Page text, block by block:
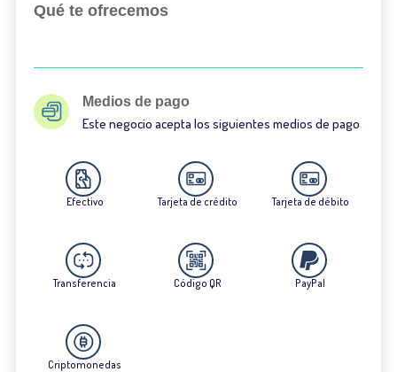
Qué te ofrecemos
Medios de pago
Este negocio acepta los siguientes medios de pago
Efectivo Tarjeta de crédito Tarjeta de débito
Transferencia Código QR PayPal
Criptomonedas